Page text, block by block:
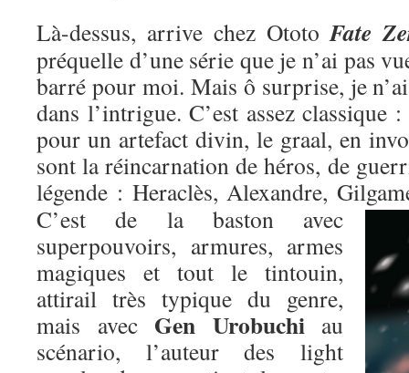
Là-dessus, arrive chez OtotoFate
préquelle d’une série que je n’ai pas
barré pour moi. Mais ô surprise, je
dans l’intrigue. C’est assez classique
pour un artefact divin, le graal, en
sont la réincarnation de héros, de
légende : Heraclès, Alexandre,
C’est de la baston avec
superpouvoirs, armures, armes
magiques et tout le tintouin,
attirail très typique du genre,
mais avec Gen Urobuchiau
scénario, l’auteur des light